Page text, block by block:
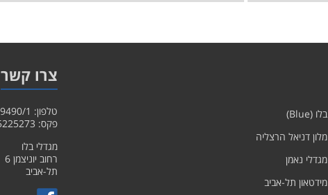
בלו (Blue)
מלון דניאל הרצליה
מגדלי נאמן
מידטאון תל-אביב
צרו קשר
טלפון: 054-5999490/1
פקס: 03-5225273
מגדלי בלו
רחוב יוניצמן 6
תל-אביב